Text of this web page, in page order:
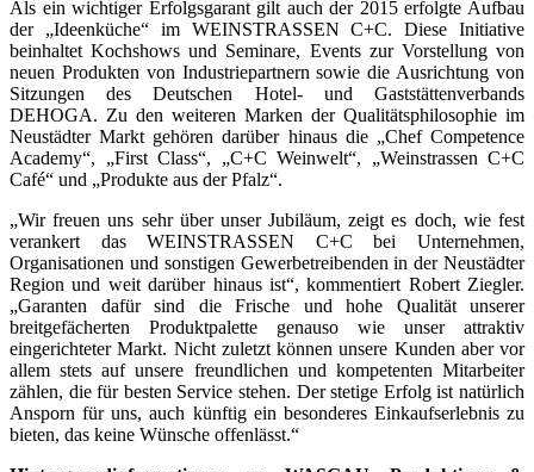
Als ein wichtiger Erfolgsgarant gilt auch der 2015 erfolgte Aufbau
der „Ideenküche“ im WEINSTRASSEN C+C. Diese Initiative
beinhaltet Kochshows und Seminare, Events zur Vorstellung von
neuen Produkten von Industriepartnern sowie die Ausrichtung von
Sitzungen des Deutschen Hotel- und Gaststätten­verbands
DEHOGA. Zu den weiteren Marken der Qualitätsphilosophie im
Neustädter Markt gehören darüber hinaus die „Chef Competence
Academy“, „First Class“, „C+C Weinwelt“, „Weinstrassen C+C
Café“ und „Produkte aus der Pfalz“.
„Wir freuen uns sehr über unser Jubiläum, zeigt es doch, wie fest
verankert das WEINSTRASSEN C+C bei Unternehmen,
Organisationen und sonstigen Gewerbetreibenden in der Neustädter
Region und weit darüber hinaus ist“, kommentiert Robert Ziegler.
„Garanten dafür sind die Frische und hohe Qualität unserer
breitgefächerten Produktpalette genauso wie unser attraktiv
eingerich­teter Markt. Nicht zuletzt können unsere Kunden aber vor
allem stets auf unsere freundlichen und kompetenten Mitarbeiter
zählen, die für besten Service stehen. Der stetige Erfolg ist natürlich
Ansporn für uns, auch künftig ein besonderes Einkaufserlebnis zu
bieten, das keine Wünsche offenlässt.“